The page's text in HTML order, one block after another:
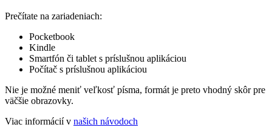
Prečítate na zariadeniach:
Pocketbook
Kindle
Smartfón či tablet s príslušnou aplikáciou
Počítač s príslušnou aplikáciou
Nie je možné meniť veľkosť písma, formát je preto vhodný skôr pre
väčšie obrazovky.
Viac informácií v našich návodoch